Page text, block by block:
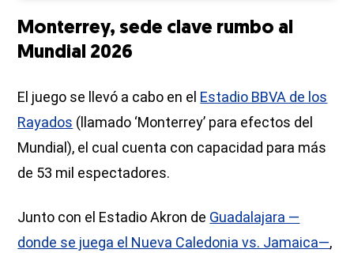
Monterrey, sede clave rumbo al
Mundial 2026
El juego se llevó a cabo en el Estadio BBVA de los
Rayados (llamado ‘Monterrey’ para efectos del
Mundial), el cual cuenta con capacidad para más
de 53 mil espectadores.
Junto con el Estadio Akron de Guadalajara —
donde se juega el Nueva Caledonia vs. Jamaica—,